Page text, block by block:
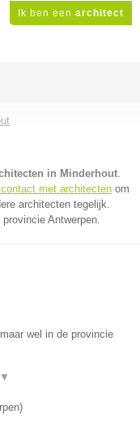
Ik ben een architect
in Minderhout.
met architecten om
architecten tegelijk.
Antwerpen.
wel in de provincie
▼
)